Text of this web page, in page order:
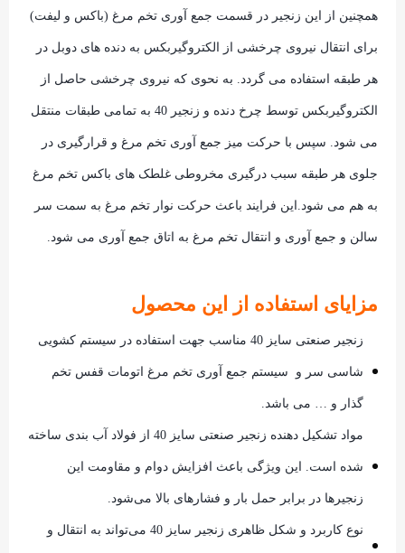
همچنین از این زنجیر در قسمت جمع آوری تخم مرغ (باکس و لیفت)
برای انتقال نیروی چرخشی از الکتروگیربکس به دنده های دوبل در
هر طبقه استفاده می گردد. به نحوی که نیروی چرخشی حاصل از
الکتروگیربکس توسط چرخ دنده و زنجیر 40 به تمامی طبقات منتقل
می شود. سپس با حرکت میز جمع آوری تخم مرغ و قرارگیری در
جلوی هر طبقه سبب درگیری مخروطی غلطک های باکس تخم مرغ
به هم می شود.این فرایند باعث حرکت نوار تخم مرغ به سمت سر
سالن و جمع آوری و انتقال تخم مرغ به اتاق جمع آوری می شود.
مزایای استفاده از این محصول
زنجیر صنعتی سایز 40 مناسب جهت استفاده در سیستم کشویی
شاسی سر و سیستم جمع آوری تخم مرغ اتومات قفس تخم
گذار و … می باشد.
مواد تشکیل دهنده زنجیر صنعتی سایز 40 از فولاد آب بندی ساخته
شده است. این ویژگی باعث افزایش دوام و مقاومت این
زنجیرها در برابر حمل بار و فشارهای بالا می‌شود.
نوع کاربرد و شکل ظاهری زنجیر سایز 40 می‌تواند به انتقال و